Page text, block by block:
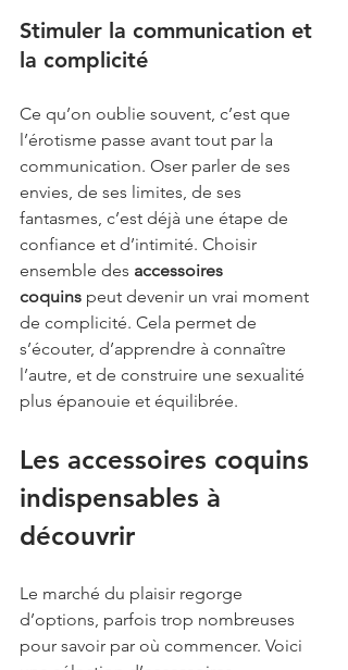
Stimuler la communication et
la complicité
Ce qu’on oublie souvent, c’est que
l’érotisme passe avant tout par la
communication. Oser parler de ses
envies, de ses limites, de ses
fantasmes, c’est déjà une étape de
confiance et d’intimité. Choisir
ensemble des accessoires
coquins peut devenir un vrai moment
de complicité. Cela permet de
s’écouter, d’apprendre à connaître
l’autre, et de construire une sexualité
plus épanouie et équilibrée.
Les accessoires coquins
indispensables à
découvrir
Le marché du plaisir regorge
d’options, parfois trop nombreuses
pour savoir par où commencer. Voici